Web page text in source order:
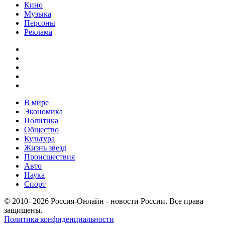
Кино
Музыка
Персоны
Реклама
В мире
Экономика
Политика
Общество
Культура
Жизнь звезд
Происшествия
Авто
Наука
Спорт
© 2010- 2026 Россия-Онлайн - новости России. Все права
защищены.
Политика конфиденциальности